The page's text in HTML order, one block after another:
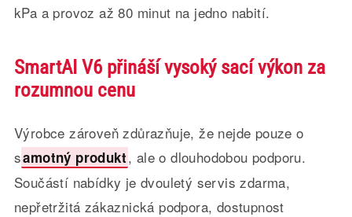
kPa a provoz až 80 minut na jedno nabití.
SmartAI V6 přináší vysoký sací výkon za
rozumnou cenu
Výrobce zároveň zdůrazňuje, že nejde pouze o
samotný produkt, ale o dlouhodobou podporu.
Součástí nabídky je dvouletý servis zdarma,
nepřetržitá zákaznická podpora, dostupnost